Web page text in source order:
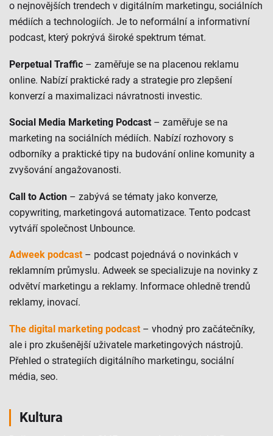
o nejnovějších trendech v digitálním marketingu, sociálních
médiích a technologiích. Je to neformální a informativní
podcast, který pokrývá široké spektrum témat.
Perpetual Traffic – zaměřuje se na placenou reklamu
online. Nabízí praktické rady a strategie pro zlepšení
konverzí a maximalizaci návratnosti investic.
Social Media Marketing Podcast – zaměřuje se na
marketing na sociálních médiích. Nabízí rozhovory s
odborníky a praktické tipy na budování online komunity a
zvyšování angažovanosti.
Call to Action – zabývá se tématy jako konverze,
copywriting, marketingová automatizace. Tento podcast
vytváří společnost Unbounce.
Adweek podcast – podcast pojednává o novinkách v
reklamním průmyslu. Adweek se specializuje na novinky z
odvětví marketingu a reklamy. Informace ohledně trendů
reklamy, inovací.
The digital marketing podcast – vhodný pro začátečníky,
ale i pro zkušenější uživatele marketingových nástrojů.
Přehled o strategiích digitálního marketingu, sociální
média, seo.
Kultura